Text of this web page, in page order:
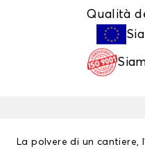
Qualità
La polvere di un cantiere,